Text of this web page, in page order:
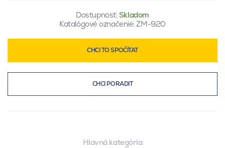
Dostupnosť:Skladom
Katalógové označenie:ZM-920
CHCI TO SPOČÍTAT
CHCI PORADIT
Hlavná kategória